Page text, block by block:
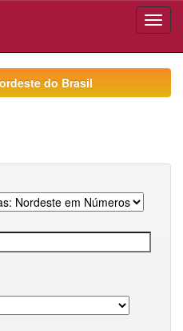
do Brasil